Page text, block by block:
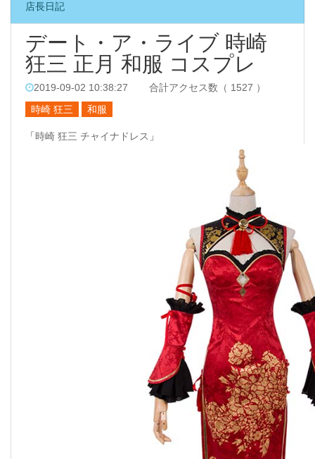
店長日記
デート・ア・ライブ 時崎
狂三 正月 和服 コスプレ
2019-09-02 10:38:27
合計アクセス数（ 1527 ）
時崎 狂三
和服
「時崎 狂三 チャイナドレス 」